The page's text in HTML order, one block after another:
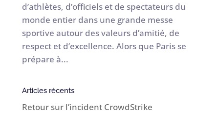
d’athlètes, d’officiels et de spectateurs du
monde entier dans une grande messe
sportive autour des valeurs d’amitié, de
respect et d’excellence. Alors que Paris se
prépare à...
Articles récents
Retour sur l’incident CrowdStrike